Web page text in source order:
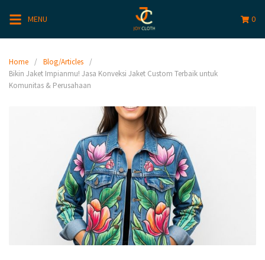
MENU 0
Home
Blog/Articles
Bikin Jaket Impianmu! Jasa Konveksi Jaket Custom Terbaik untuk
Komunitas & Perusahaan